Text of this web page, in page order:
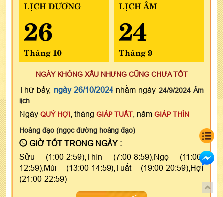
LỊCH DƯƠNG
26
Tháng 10
LỊCH ÂM
24
Tháng 9
NGÀY KHÔNG XẤU NHƯNG CŨNG CHƯA TỐT
Thứ bảy, ngày 26/10/2024nhằm ngày 24/9/2024 Âm
lịch
Ngày QUÝ HỢI , tháng GIÁP TUẤT , năm GIÁP THÌN
Hoàng đạo (ngọc đường hoàng đạo)
GIỜ TỐT TRONG NGÀY :
Sửu (1:00-2:59),Thìn (7:00-8:59),Ngọ (11:00-
12:59),Mùi (13:00-14:59),Tuất (19:00-20:59),Hợi
(21:00-22:59)